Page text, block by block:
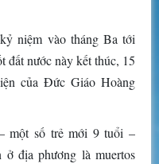
niệm vào tháng Ba tới
đất nước này kết thúc, 15
của Đức Giáo Hoàng
một số trẻ mới 9 tuổi –
địa phương là muertos